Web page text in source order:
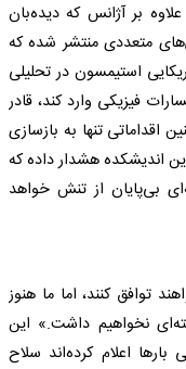
بر آژانس که دیده‌بان
متعددی منتشر شده که
استیمسون در تحلیلی
فیزیکی وارد کند، قادر
تنها به بازسازی
اندیشکده هشدار داده که
بی‌پایان از تنش خواهد
توافق کنند، اما ما هنوز
نخواهیم داشت.» این
اعلام کرده‌اند سلاح